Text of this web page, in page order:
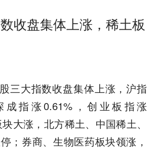
收盘集体上涨，稀土板
三大指数收盘集体上涨，沪指
成指涨0.61%，创业板指涨
大涨，北方稀土、中国稀土、
；券商、生物医药板块领涨，